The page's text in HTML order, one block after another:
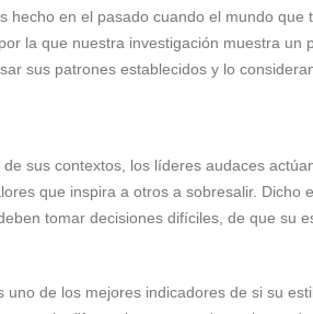
en el pasado cuando el mundo que
la que nuestra investigación muestra un
sus patrones establecidos y lo consideran
sus contextos, los líderes audaces
que inspira a otros a sobresalir. Dicho
tomar decisiones difíciles, de que su
de los mejores indicadores de si su